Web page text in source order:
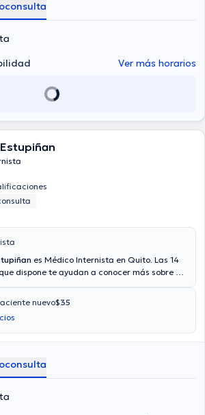
Ver más horarios
es Médico Internista en Quito. Las 14
dispone te ayudan a conocer más sobre él.
aseguradoras: Consulta privada,
aseguradora. El precio de la consulta
es de a partir de $60.
nuevo$35